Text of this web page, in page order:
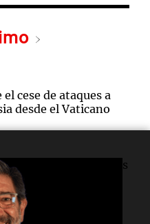
cese de ataques a
desde el Vaticano
hace reír a los chicos